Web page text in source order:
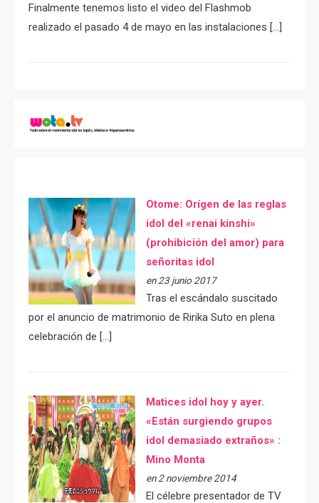
Finalmente tenemos listo el video del Flashmob
realizado el pasado 4 de mayo en las instalaciones […]
Otome: Orígen de las reglas
idol del «renai kinshi»
(prohibición del amor) para
señoritas idol
en 23 junio 2017
Tras el escándalo suscitado
por el anuncio de matrimonio de Ririka Suto en plena
celebración de […]
Matices idol hoy y ayer.
«Están surgiendo grupos
idol demasiado extraños» :
Mino Monta
en 2 noviembre 2014
El célebre presentador de TV